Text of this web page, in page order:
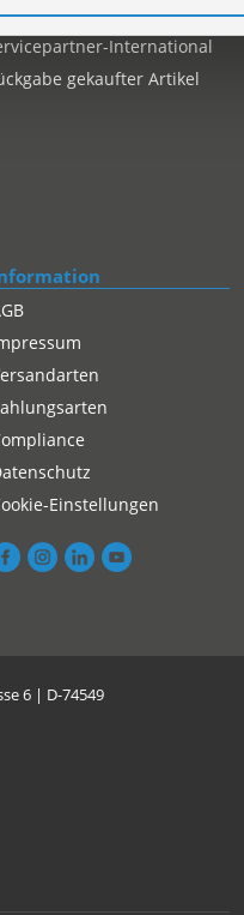
Reklamation
International
gekaufter Artikel
Einstellungen
6 | D-74549